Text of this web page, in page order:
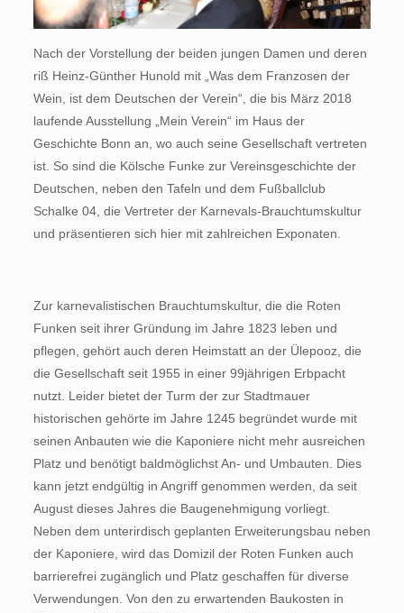
Nach der Vorstellung der beiden jungen Damen und deren
riß Heinz-Günther Hunold mit „Was dem Franzosen der
Wein, ist dem Deutschen der Verein“, die bis März 2018
laufende Ausstellung „Mein Verein“ im Haus der
Geschichte Bonn an, wo auch seine Gesellschaft vertreten
ist. So sind die Kölsche Funke zur Vereinsgeschichte der
Deutschen, neben den Tafeln und dem Fußballclub
Schalke 04, die Vertreter der Karnevals-Brauchtumskultur
und präsentieren sich hier mit zahlreichen Exponaten.
Zur karnevalistischen Brauchtumskultur, die die Roten
Funken seit ihrer Gründung im Jahre 1823 leben und
pflegen, gehört auch deren Heimstatt an der Ülepooz, die
die Gesellschaft seit 1955 in einer 99jährigen Erbpacht
nutzt. Leider bietet der Turm der zur Stadtmauer
historischen gehörte im Jahre 1245 begründet wurde mit
seinen Anbauten wie die Kaponiere nicht mehr ausreichen
Platz und benötigt baldmöglichst An- und Umbauten. Dies
kann jetzt endgültig in Angriff genommen werden, da seit
August dieses Jahres die Baugenehmigung vorliegt.
Neben dem unterirdisch geplanten Erweiterungsbau neben
der Kaponiere, wird das Domizil der Roten Funken auch
barrierefrei zugänglich und Platz geschaffen für diverse
Verwendungen. Von den zu erwartenden Baukosten in